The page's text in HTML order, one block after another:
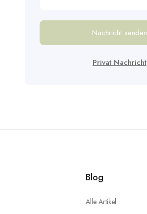
Nachricht senden
Privat Nachricht
Blog
Alle Artikel